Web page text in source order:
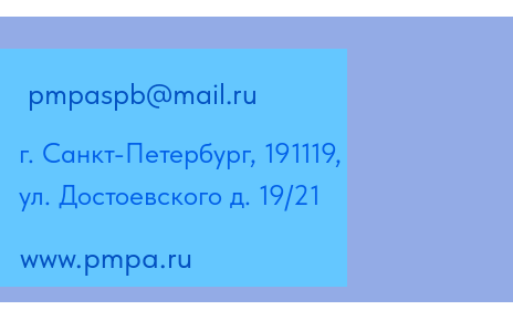
Петербург, 191119,
д. 19/21